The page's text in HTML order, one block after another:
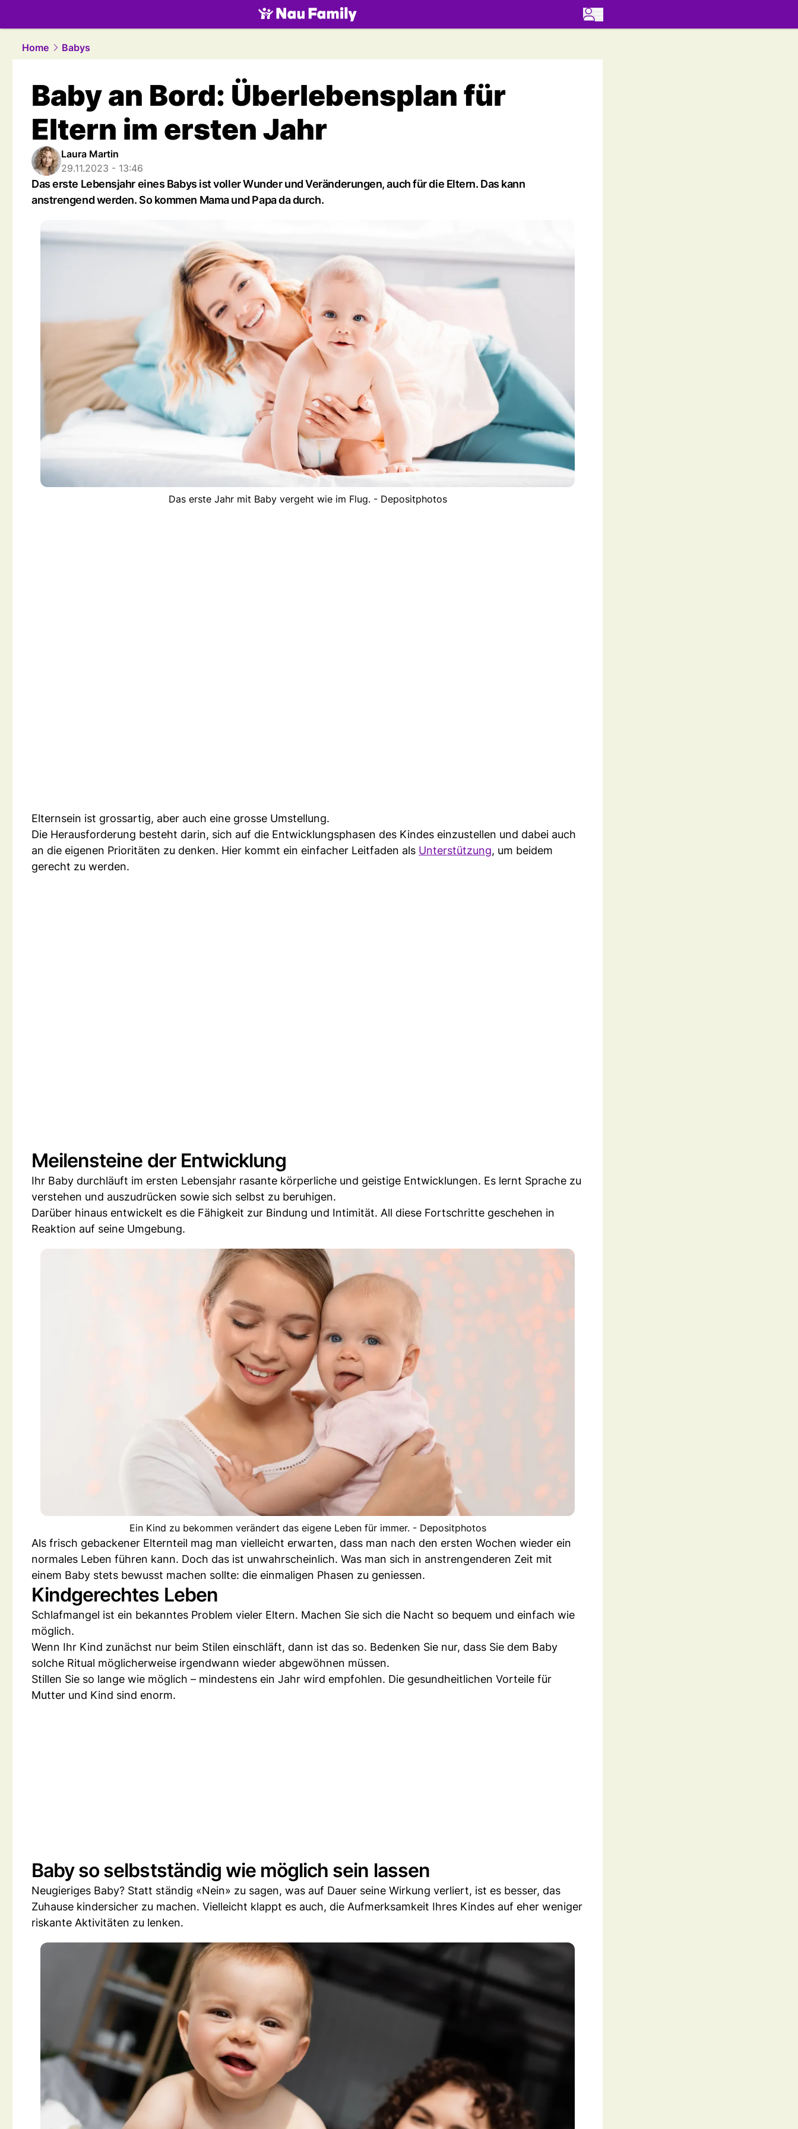
family.NAU.ch
Home
Babys
Baby an Bord: Überlebensplan für
Eltern im ersten Jahr
Laura Martin
29.11.2023 - 13:46
Das erste Lebensjahr eines Babys ist voller Wunder und Veränderungen, auch für die Eltern. Das kann
anstrengend werden. So kommen Mama und Papa da durch.
Das erste Jahr mit Baby vergeht wie im Flug. - Depositphotos
Elternsein ist grossartig, aber auch eine grosse Umstellung.
Die Herausforderung besteht darin, sich auf die Entwicklungsphasen des Kindes einzustellen und dabei auch
an die eigenen Prioritäten zu denken. Hier kommt ein einfacher Leitfaden als Unterstützung, um beidem
gerecht zu werden.
Meilensteine der Entwicklung
Ihr Baby durchläuft im ersten Lebensjahr rasante körperliche und geistige Entwicklungen. Es lernt Sprache zu
verstehen und auszudrücken sowie sich selbst zu beruhigen.
Darüber hinaus entwickelt es die Fähigkeit zur Bindung und Intimität. All diese Fortschritte geschehen in
Reaktion auf seine Umgebung.
Ein Kind zu bekommen verändert das eigene Leben für immer. - Depositphotos
Als frisch gebackener Elternteil mag man vielleicht erwarten, dass man nach den ersten Wochen wieder ein
normales Leben führen kann. Doch das ist unwahrscheinlich. Was man sich in anstrengenderen Zeit mit
einem Baby stets bewusst machen sollte: die einmaligen Phasen zu geniessen.
Kindgerechtes Leben
Schlafmangel ist ein bekanntes Problem vieler Eltern. Machen Sie sich die Nacht so bequem und einfach wie
möglich.
Wenn Ihr Kind zunächst nur beim Stilen einschläft, dann ist das so. Bedenken Sie nur, dass Sie dem Baby
solche Ritual möglicherweise irgendwann wieder abgewöhnen müssen.
Stillen Sie so lange wie möglich – mindestens ein Jahr wird empfohlen. Die gesundheitlichen Vorteile für
Mutter und Kind sind enorm.
Baby so selbstständig wie möglich sein lassen
Neugieriges Baby? Statt ständig «Nein» zu sagen, was auf Dauer seine Wirkung verliert, ist es besser, das
Zuhause kindersicher zu machen. Vielleicht klappt es auch, die Aufmerksamkeit Ihres Kindes auf eher weniger
riskante Aktivitäten zu lenken.